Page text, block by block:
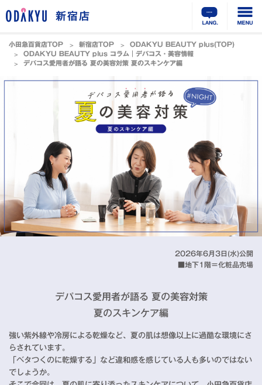
新宿店
小田急百貨店TOP 新宿店TOP
ODAKYU BEAUTY plus(TOP)
ODAKYU BEAUTY plus コラム｜デパコス・美容情報
デパコス愛用者が語る 夏の美容対策 夏のスキンケア編
2026年6月3日(水)公開
■地下1階＝化粧品売場
デパコス愛用者が語る 夏の美容対策
夏のスキンケア編
強い紫外線や冷房による乾燥など、夏の肌は想像以上に過酷な環境にさ
らされています。
「ベタつくのに乾燥する」など違和感を感じている人も多いのではない
でしょうか。